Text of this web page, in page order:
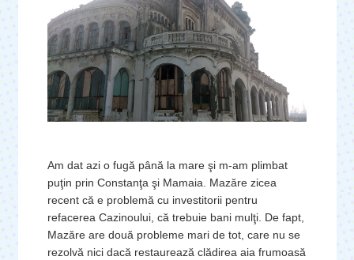
Am dat azi o fugă până la mare şi m-am plimbat
puţin prin Constanţa şi Mamaia. Mazăre zicea
recent că e problemă cu investitorii pentru
refacerea Cazinoului, că trebuie bani mulţi. De fapt,
Mazăre are două probleme mari de tot, care nu se
rezolvă nici dacă restaurează clădirea aia frumoasă